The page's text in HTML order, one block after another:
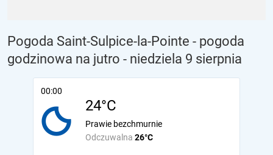
Pogoda Saint-Sulpice-la-Pointe - pogoda
godzinowa na jutro - niedziela 9 sierpnia
00:00
24°C
Odczuwalna 26°C
Prawie bezchmurnie